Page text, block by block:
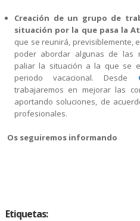
Creación de un grupo de
situación por la que pasa la
que se reunirá, previsiblemente,
poder abordar algunas de las
paliar la situación a la que se
periodo vacacional. Desde
trabajaremos en mejorar las
aportando soluciones, de
profesionales.
Os seguiremos informando
Etiquetas: